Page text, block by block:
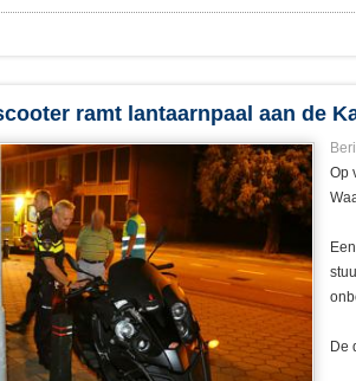
ramt lantaarnpaal aan de
Op
De